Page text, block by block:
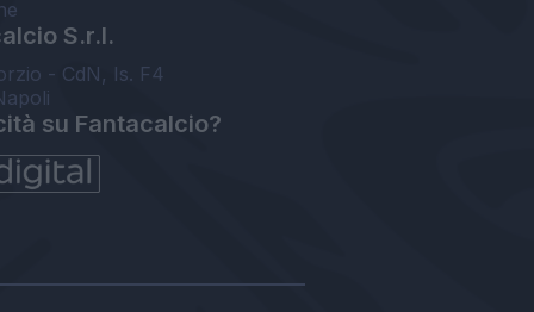
S.r.l.
- CdN, Is. F4
su Fantacalcio?